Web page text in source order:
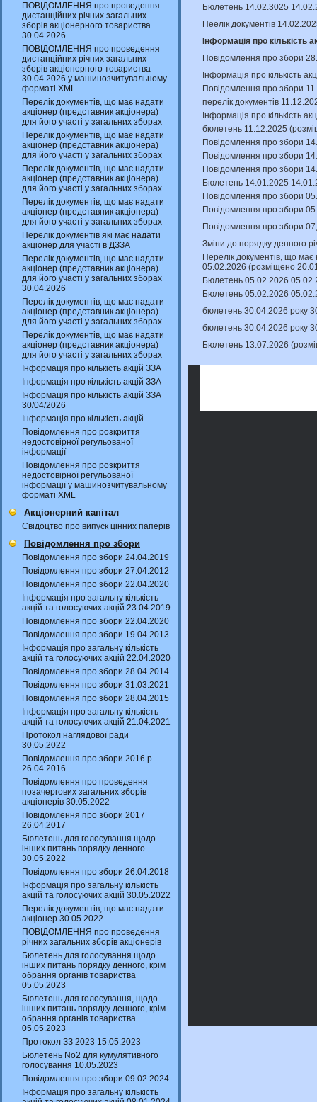
ПОВІДОМЛЕННЯ про проведення
дистанційних річних загальних
зборів акціонерного товариства
30.04.2026
ПОВІДОМЛЕННЯ про проведення
дистанційних річних загальних
зборів акціонерного товариства
30.04.2026 у машинозчитувальному
форматі XML
Перелік документів, що має надати
акціонер (представник акціонера)
для його участі у загальних зборах
Перелік документів, що має надати
акціонер (представник акціонера)
для його участі у загальних зборах
Перелік документів, що має надати
акціонер (представник акціонера)
для його участі у загальних зборах
Перелік документів, що має надати
акціонер (представник акціонера)
для його участі у загальних зборах
Перелік документів які має надати
акціонер для участі в ДЗЗА
Перелік документів, що має надати
акціонер (представник акціонера)
для його участі у загальних зборах
30.04.2026
Перелік документів, що має надати
акціонер (представник акціонера)
для його участі у загальних зборах
Перелік документів, що має надати
акціонер (представник акціонера)
для його участі у загальних зборах
Інформація про кількість акцій ЗЗА
Інформація про кількість акцій ЗЗА
Інформація про кількість акцій ЗЗА
30/04/2026
Інформація про кількість акцій
Повідомлення про розкриття
недостовірної регульованої
інформації
Повідомлення про розкриття
недостовірної регульованої
інформації у машинозчитувальному
форматі XML
Акціонерний капітал
Свідоцтво про випуск цінних паперів
Повідомлення про збори
Повідомлення про збори 24.04.2019
Повідомлення про збори 27.04.2012
Повідомлення про збори 22.04.2020
Інформація про загальну кількість
акцій та голосуючих акцій 23.04.2019
Повідомлення про збори 22.04.2020
Повідомлення про збори 19.04.2013
Інформація про загальну кількість
акцій та голосуючих акцій 22.04.2020
Повідомлення про збори 28.04.2014
Повідомлення про збори 31.03.2021
Повідомлення про збори 28.04.2015
Інформація про загальну кількість
акцій та голосуючих акцій 21.04.2021
Протокол наглядової ради
30.05.2022
Повідомлення про збори 2016 р
26.04.2016
Повідомлення про проведення
позачергових загальних зборів
акціонерів 30.05.2022
Повідомлення про збори 2017
26.04.2017
Бюлетень для голосування щодо
інших питань порядку денного
30.05.2022
Повідомлення про збори 26.04.2018
Інформація про загальну кількість
акцій та голосуючих акцій 30.05.2022
Перелік документів, що має надати
акціонер 30.05.2022
ПОВІДОМЛЕННЯ про проведення
річних загальних зборів акціонерів
Бюлетень для голосування щодо
інших питань порядку денного, крім
обрання органів товариства
05.05.2023
Бюлетень для голосування, щодо
інших питань порядку денного, крім
обрання органів товариства
05.05.2023
Протокол ЗЗ 2023 15.05.2023
Бюлетень No2 для кумулятивного
голосування 10.05.2023
Повідомлення про збори 09.02.2024
Інформація про загальну кількість
Бюлетень 14.02.3025
Пеелік документів
Інформація про кількість
Повідомлення про збори
Інформація про кількість
Повідомлення про збори
перелік документів
Інформація про кількість
бюлетень 11.12.2025
Повідомлення про збори
Повідомлення про збори
Повідомлення про збори
Бюлетень 14.01.2025
Повідомлення про збори
Повідомлення про збори
Повідомлення про збори
Зміни до порядку денного
Перелік документів, що має
05.02.2026 (розміщено
Бюлетень 05.02.2026
Бюлетень 05.02.2026
бюлетень 30.04.2026 року
бюлетень 30.04.2026 року
Бюлетень 13.07.2026